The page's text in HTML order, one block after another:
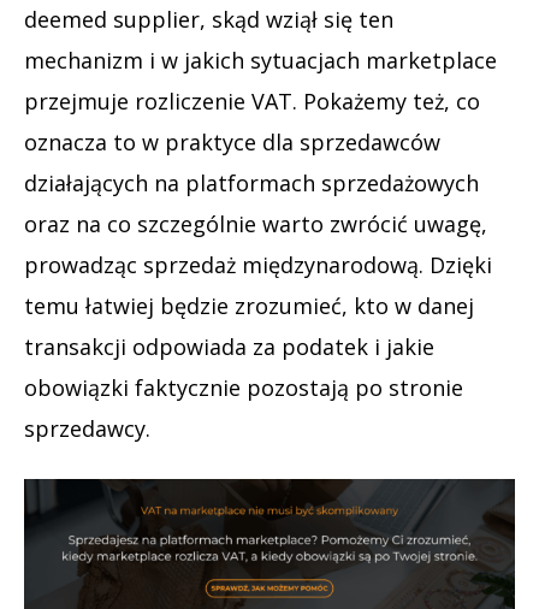
deemed supplier, skąd wziął się ten
mechanizm i w jakich sytuacjach marketplace
przejmuje rozliczenie VAT. Pokażemy też, co
oznacza to w praktyce dla sprzedawców
działających na platformach sprzedażowych
oraz na co szczególnie warto zwrócić uwagę,
prowadząc sprzedaż międzynarodową. Dzięki
temu łatwiej będzie zrozumieć, kto w danej
transakcji odpowiada za podatek i jakie
obowiązki faktycznie pozostają po stronie
sprzedawcy.